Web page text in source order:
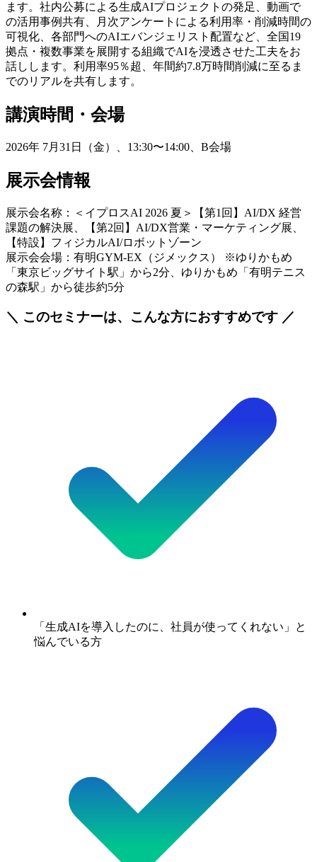
ます。社内公募による生成AIプロジェクトの発足、動画で
の活用事例共有、月次アンケートによる利用率・削減時間の
可視化、各部門へのAIエバンジェリスト配置など、全国19
拠点・複数事業を展開する組織でAIを浸透させた工夫をお
話しします。利用率95％超、年間約7.8万時間削減に至るま
でのリアルを共有します。
講演時間・会場
2026年 7月31日（金）、13:30〜14:00、B会場
展示会情報
展示会名称：＜イプロスAI 2026 夏＞【第1回】AI/DX 経営
課題の解決展、【第2回】AI/DX営業・マーケティング展、
【特設】フィジカルAI/ロボットゾーン
展示会会場：有明GYM-EX（ジメックス） ※ゆりかもめ
「東京ビッグサイト駅」から2分、ゆりかもめ「有明テニス
の森駅」から徒歩約5分
＼ このセミナーは、こんな方におすすめです ／
「生成AIを導入したのに、社員が使ってくれない」と
悩んでいる方